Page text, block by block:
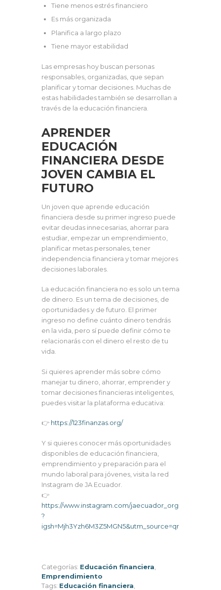
Tiene menos estrés financiero
Es más organizada
Planifica a largo plazo
Tiene mayor estabilidad
Las empresas hoy buscan personas
responsables, organizadas, que sepan
planificar y tomar decisiones. Muchas de
estas habilidades también se desarrollan a
través de la educación financiera.
APRENDER
EDUCACIÓN
FINANCIERA DESDE
JOVEN CAMBIA EL
FUTURO
Un joven que aprende educación
financiera desde su primer ingreso puede
evitar deudas innecesarias, ahorrar para
estudiar, empezar un emprendimiento,
planificar metas personales, tener
independencia financiera y tomar mejores
decisiones laborales.
La educación financiera no es solo un tema
de dinero. Es un tema de decisiones, de
oportunidades y de futuro. El primer
ingreso no define cuánto dinero tendrás
en la vida, pero sí puede definir cómo te
relacionarás con el dinero el resto de tu
vida.
Si quieres aprender más sobre cómo
manejar tu dinero, ahorrar, emprender y
tomar decisiones financieras inteligentes,
puedes visitar la plataforma educativa:
👉 https://123finanzas.org/
Y si quieres conocer más oportunidades
disponibles de educación financiera,
emprendimiento y preparación para el
mundo laboral para jóvenes, visita la red
Instagram de JA Ecuador.
👉
https://www.instagram.com/jaecuador_org
?
igsh=Mjh3Yzh6M3Z5MGN5&utm_source=qr
Categorías: Educación financiera
Emprendimiento
Tags: Educación financiera